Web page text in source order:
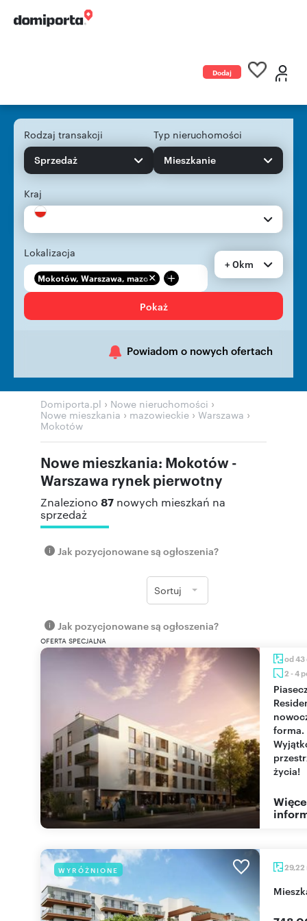
Dodaj
Rodzaj transakcji
Sprzedaż
Typ nieruchomości
Mieszkanie
Kraj
Lokalizacja
Mokotów, Warszawa, mazo... +
+ 0km
Pokaż
Powiadom o nowych ofertach
Domiporta.pl › Nowe nieruchomości ›
Nowe mieszkania › mazowieckie › Warszawa ›
Mokotów
Nowe mieszkania: Mokotów -
Warszawa rynek pierwotny
Znaleziono 87 nowych mieszkań na
sprzedaż
Jak pozycjonowane są ogłoszenia?
Sortuj
Jak pozycjonowane są ogłoszenia?
OFERTA SPECJALNA
od 43
2 - 4
Piaseczno
forma.
życia!
WYRÓŻNIONE 29,22